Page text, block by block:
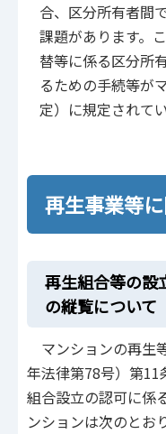
合、区分所有者間
課題があります。
替等に係る区分所
るための手続等が
定）に規定されてい
再生事業等
再生組合等の設
の縦覧について
マンションの再生
年法律第78号）第11
組合設立の認可に係
ンションは次のとお